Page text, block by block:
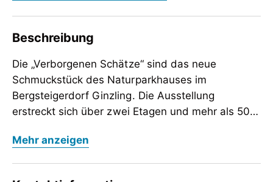
Beschreibung
Die „Verborgenen Schätze“ sind das neue
Schmuckstück des Naturparkhauses im
Bergsteigerdorf Ginzling. Die Ausstellung
erstreckt sich über zwei Etagen und mehr als 500
einzigartige Reise durch die geologische
Schmuckstück des Naturparkhauses im
Mehr anzeigen